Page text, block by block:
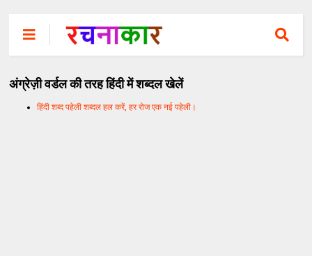
अंग्रेज़ी वर्डल की तरह हिंदी में शब्दल खेलें
हिंदी शब्द पहेली शब्दल हल करें, हर रोज एक नई पहेली।